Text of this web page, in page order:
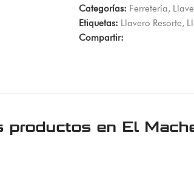
Categorías: Ferretería,
Etiquetas: Llavero Resorte,
Compartir:
productos en El